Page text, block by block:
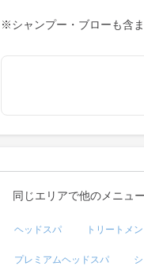
※シャンプー・ブローも含ま
同じエリアで他のメニュ
ヘッドスパ トリートメン
プレミアムヘッドスパ